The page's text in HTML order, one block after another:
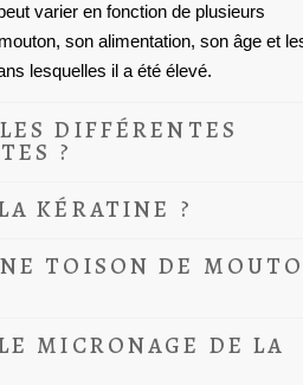
varier en fonction de plusieurs
son alimentation, son âge et
lesquelles il a été élevé.
DIFFÉRENTES
?
KÉRATINE ?
TOISON DE
MICRONAGE DE LA